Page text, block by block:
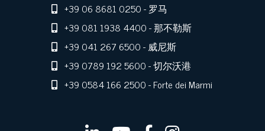
+39 06 8681 0250- 罗马
+39 081 1938 4400- 那不勒斯
+39 041 267 6500- 威尼斯
+39 0789 192 5600- 切尔沃港
+39 0584 166 2500- Forte dei Marmi